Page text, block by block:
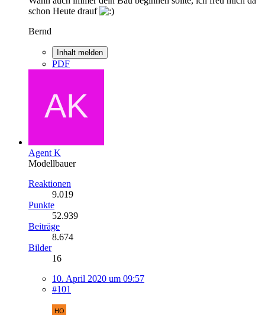
schon Heute drauf
Bernd
Inhalt melden
PDF
Agent K
Modellbauer
Reaktionen
9.019
Punkte
52.939
Beiträge
8.674
Bilder
16
10. April 2020 um 09:57
#101